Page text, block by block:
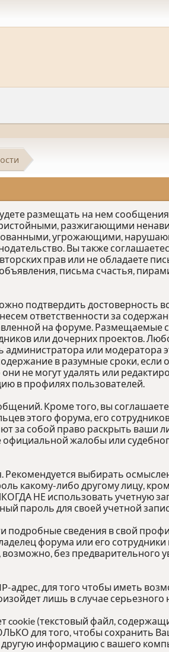
размещать на нем
разжигающими
угрожающими,
Вы также
прав или не обладаете
письма счастья,
подтвердить достоверность
ответственности за
на форуме.
или дочерних проектов.
или модератора
в разумные сроки, если
не могут удалять или
в профилях пользователей.
Кроме того, вы
этого форума, его
за собой право раскрыть ваши
жалобы или
выбирать
какому-либо другому лицу,
НЕ использовать учетную
пароль для своей учетной
сведения в свой
форума или его сотрудники
без предварительного
для того чтобы иметь
лишь в случае
cookie (текстовый файл,
для того, чтобы сохранить
информацию с вашего